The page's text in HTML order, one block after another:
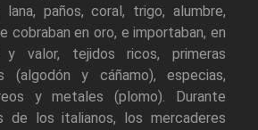
paños, coral, trigo, alumbre,
cobraban en oro, e importaban, en
y valor, tejidos ricos, primeras
(algodón y cáñamo), especias,
y metales (plomo). Durante
de los italianos, los mercaderes